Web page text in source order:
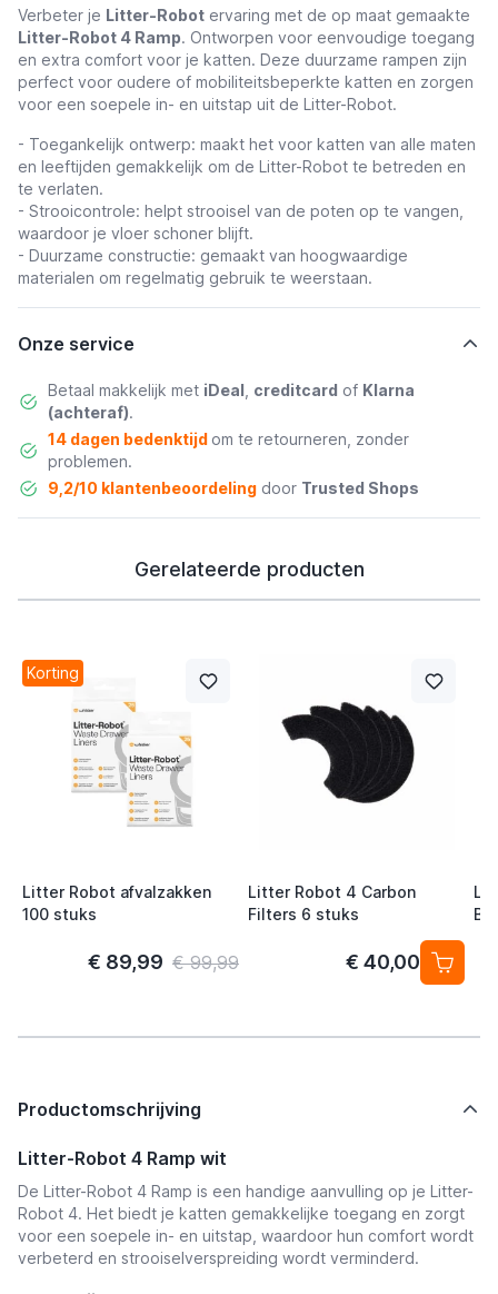
Verbeter je Litter-Robot ervaring met de op maat gemaakte
Litter-Robot 4 Ramp. Ontworpen voor eenvoudige toegang
en extra comfort voor je katten. Deze duurzame rampen zijn
perfect voor oudere of mobiliteitsbeperkte katten en zorgen
voor een soepele in- en uitstap uit de Litter-Robot.
- Toegankelijk ontwerp: maakt het voor katten van alle maten
en leeftijden gemakkelijk om de Litter-Robot te betreden en
te verlaten.
- Strooicontrole: helpt strooisel van de poten op te vangen,
waardoor je vloer schoner blijft.
- Duurzame constructie: gemaakt van hoogwaardige
materialen om regelmatig gebruik te weerstaan.
Onze service
Betaal makkelijk met iDeal creditcard of Klarna
(achteraf).
14 dagen bedenktijd om te retourneren, zonder
problemen.
9,2/10 klantenbeoordelingdoor Trusted Shops
Gerelateerde producten
Korting
Litter Robot afvalzakken
100 stuks
€ 89,99 € 99,99
Litter Robot 4 Carbon
Filters 6 stuks
€ 40,00
Productomschrijving
Litter-Robot 4 Ramp wit
De Litter-Robot 4 Ramp is een handige aanvulling op je Litter-
Robot 4. Het biedt je katten gemakkelijke toegang en zorgt
voor een soepele in- en uitstap, waardoor hun comfort wordt
verbeterd en strooiselverspreiding wordt verminderd.